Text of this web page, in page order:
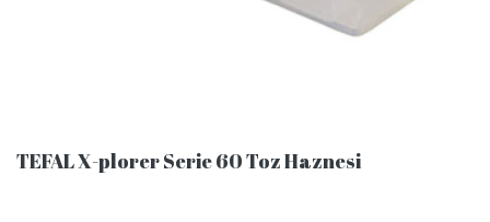
TEFAL X-plorer Serie 60 Toz Haznesi